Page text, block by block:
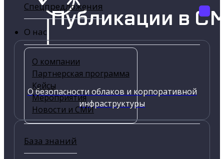
Спецпредложения
О нас
О компании
Партнерская программа
Кейсы
Мероприятия
Новости и СМИ
База знаний
Публикации в
О безопасности облаков и корпоративной
инфраструктуры